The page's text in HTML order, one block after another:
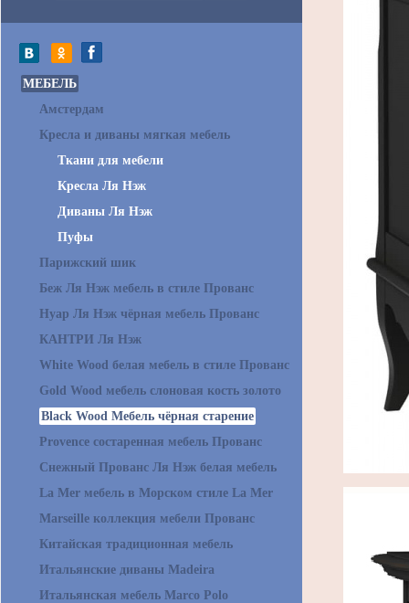
МЕБЕЛЬ
Амстердам
Кресла и диваны мягкая мебель
Ткани для мебели
Кресла Ля Нэж
Диваны Ля Нэж
Пуфы
Парижский шик
Беж Ля Нэж мебель в стиле Прованс
Нуар Ля Нэж чёрная мебель Прованс
КАНТРИ Ля Нэж
White Wood белая мебель в стиле Прованс
Gold Wood мебель слоновая кость золото
Black Wood Мебель чёрная старение
Provence состаренная мебель Прованс
Снежный Прованс Ля Нэж белая мебель
La Mer мебель в Морском стиле La Mer
Marseille коллекция мебели Прованс
Китайская традиционная мебель
Итальянские диваны Madeira
Итальянская мебель Marco Polo